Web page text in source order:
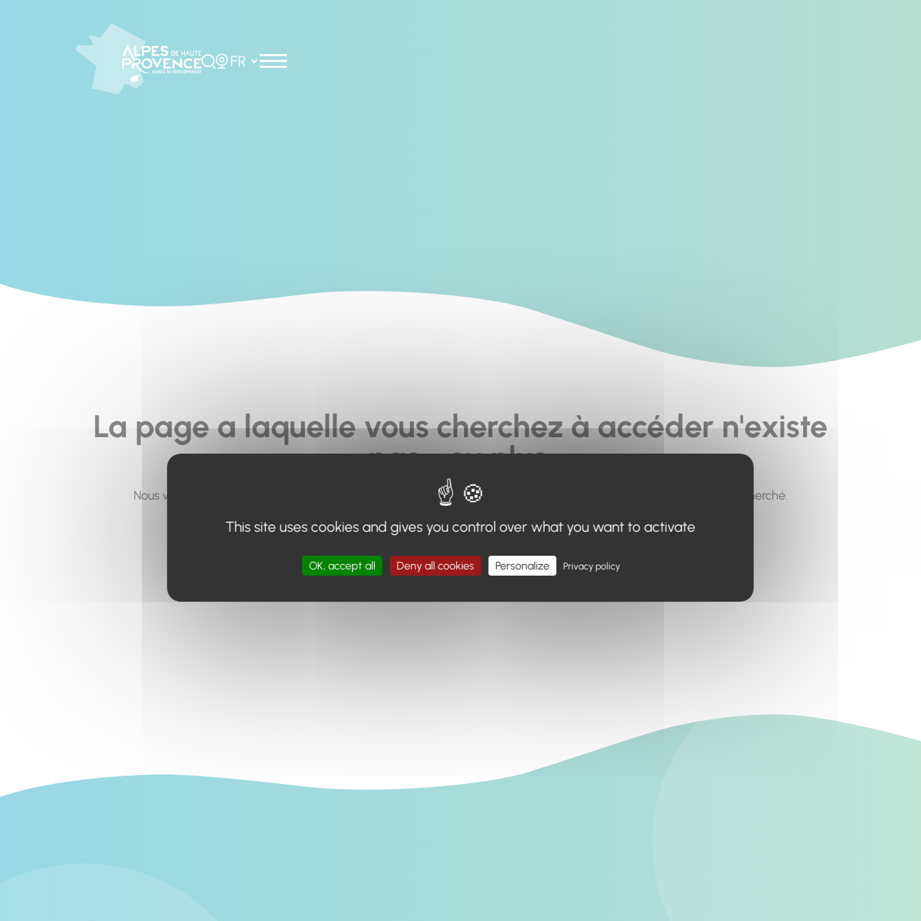
Rechercher
Choisir la langue
La page a laquelle vous cherchez à accéder n'existe
pas... ou plus.
Nous vous invitons à utiliser le moteur de recherche en haut de page, ou à utiliser le menu pour trouver le contenu recherché.
Retour à l'accueil
This site uses cookies and gives you control over what you want to activate
OK, accept all Deny all cookies Personalize Privacy policy